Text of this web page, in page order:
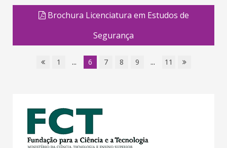
Brochura Licenciatura em Estudos de
Segurança
1 ... 6 7 8 9 ... 11